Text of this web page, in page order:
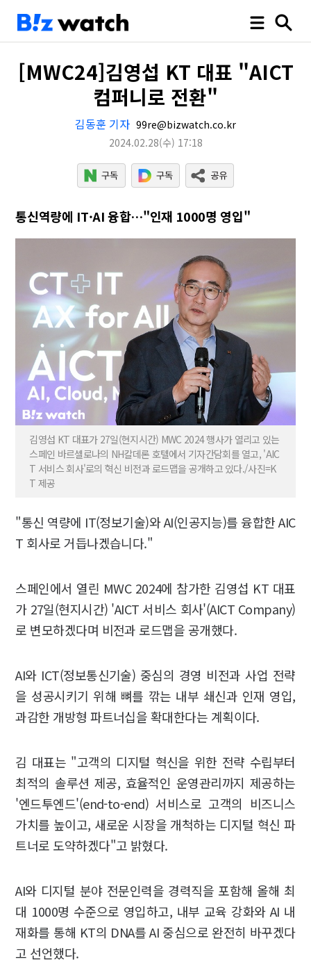
[MWC24]김영섭 KT 대표 "AICT
컴퍼니로 전환"
김동훈 기자 99re@bizwatch.co.kr
2024.02.28(수) 17:18
통신역량에 IT·AI 융합…"인재 1000명 영입"
김영섭 KT 대표가 27일(현지시간) MWC 2024 행사가 열리고 있는
스페인 바르셀로나의 NH칼데론 호텔에서 기자간담회를 열고, 'AIC
T 서비스 회사'로의 혁신 비전과 로드맵을 공개하고 있다./사진=K
T 제공
"통신 역량에 IT(정보기술)와 AI(인공지능)를 융합한 AIC
T 회사로 거듭나겠습니다."
스페인에서 열린 MWC 2024에 참가한 김영섭 KT 대표
가 27일(현지시간) 'AICT 서비스 회사'(AICT Company)
로 변모하겠다며 비전과 로드맵을 공개했다.
AI와 ICT(정보통신기술) 중심의 경영 비전과 사업 전략
을 성공시키기 위해 뼈를 깎는 내부 쇄신과 인재 영입,
과감한 개방형 파트너십을 확대한다는 계획이다.
김 대표는 "고객의 디지털 혁신을 위한 전략 수립부터
최적의 솔루션 제공, 효율적인 운영관리까지 제공하는
'엔드투엔드'(end-to-end) 서비스로 고객의 비즈니스
가치를 높이고, 새로운 시장을 개척하는 디지털 혁신 파
트너로 도약하겠다"고 밝혔다.
AI와 디지털 분야 전문인력을 경력직을 포함해 올해 최
대 1000명 수준으로 영입하고, 내부 교육 강화와 AI 내
재화를 통해 KT의 DNA를 AI 중심으로 완전히 바꾸겠다
고 선언했다.